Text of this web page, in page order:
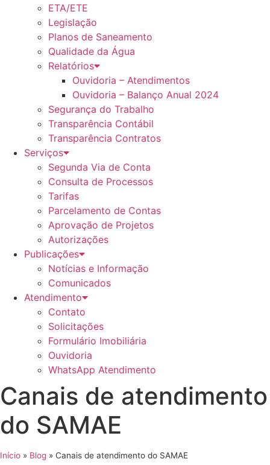
ETA/ETE
Legislação
Planos de Saneamento
Qualidade da Água
Relatórios
Ouvidoria – Atendimentos
Ouvidoria – Balanço Anual 2024
Segurança do Trabalho
Transparência Contábil
Transparência Contratos
Serviços
Segunda Via de Conta
Consulta de Processos
Tarifas
Parcelamento de Contas
Aprovação de Projetos
Autorizações
Publicações
Notícias e Informação
Comunicados
Atendimento
Contato
Solicitações
Formulário Imobiliária
Ouvidoria
WhatsApp Atendimento
Canais de atendimento
do SAMAE
Início » Blog » Canais de atendimento do SAMAE